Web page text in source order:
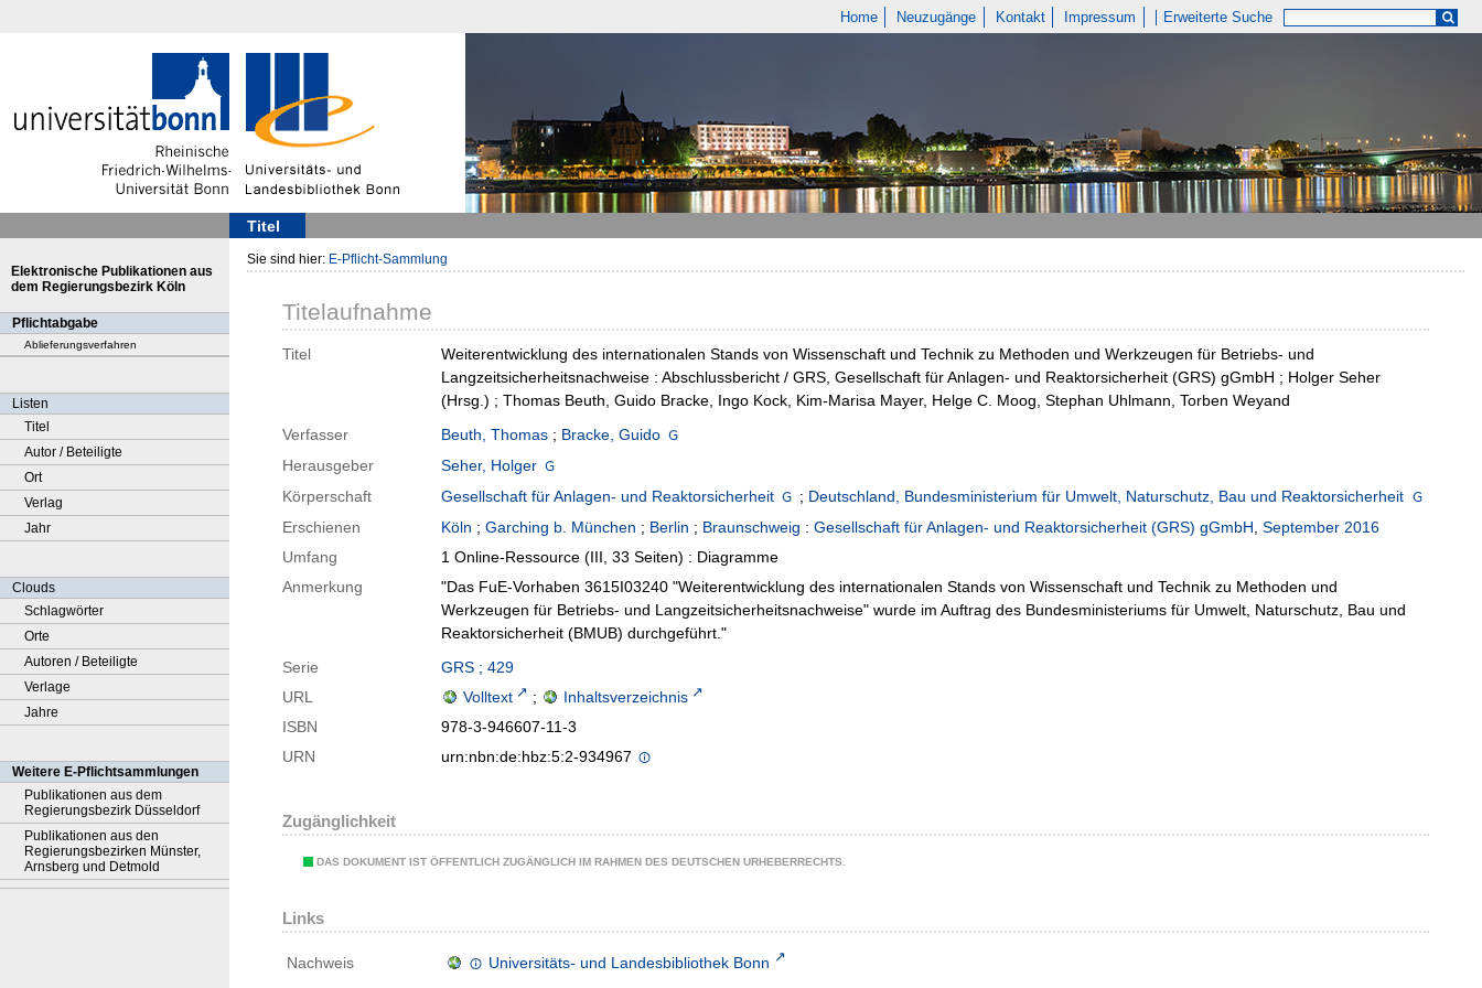
Home Neuzugänge Kontakt Impressum Erweiterte Suche
Titel
Elektronische Publikationen aus
dem Regierungsbezirk Köln
Pflichtabgabe
Ablieferungsverfahren
Listen
Titel
Autor / Beteiligte
Ort
Verlag
Jahr
Clouds
Schlagwörter
Orte
Autoren / Beteiligte
Verlage
Jahre
Weitere E-Pflichtsammlungen
Publikationen aus dem
Regierungsbezirk Düsseldorf
Publikationen aus den
Regierungsbezirken Münster,
Arnsberg und Detmold
Sie sind hier: E-Pflicht-Sammlung
Titelaufnahme
Titel
Weiterentwicklung des internationalen Stands von Wissenschaft und Technik zu Methoden und Werkzeugen für Betriebs- und
Langzeitsicherheitsnachweise : Abschlussbericht / GRS, Gesellschaft für Anlagen- und Reaktorsicherheit (GRS) gGmbH ; Holger Seher
(Hrsg.) ; Thomas Beuth, Guido Bracke, Ingo Kock, Kim-Marisa Mayer, Helge C. Moog, Stephan Uhlmann, Torben Weyand
Verfasser
Beuth, Thomas ; Bracke, Guido
Herausgeber
Seher, Holger
Körperschaft
Gesellschaft für Anlagen- und Reaktorsicherheit ; Deutschland, Bundesministerium für Umwelt, Naturschutz, Bau und Reaktorsicherheit
Erschienen
Köln ; Garching b. München ; Berlin ; Braunschweig : Gesellschaft für Anlagen- und Reaktorsicherheit (GRS) gGmbH, September 2016
Umfang
1 Online-Ressource (III, 33 Seiten) : Diagramme
Anmerkung
"Das FuE-Vorhaben 3615I03240 "Weiterentwicklung des internationalen Stands von Wissenschaft und Technik zu Methoden und
Werkzeugen für Betriebs- und Langzeitsicherheitsnachweise" wurde im Auftrag des Bundesministeriums für Umwelt, Naturschutz, Bau und
Reaktorsicherheit (BMUB) durchgeführt."
Serie
GRS ; 429
URL
Volltext ;
Inhaltsverzeichnis
ISBN
978-3-946607-11-3
URN
urn:nbn:de:hbz:5:2-934967
Zugänglichkeit
DAS DOKUMENT IST ÖFFENTLICH ZUGÄNGLICH IM RAHMEN DES DEUTSCHEN URHEBERRECHTS.
Links
Nachweis Universitäts- und Landesbibliothek Bonn